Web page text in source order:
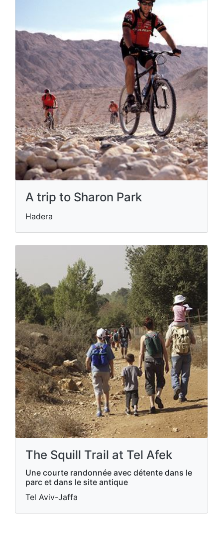
A trip to Sharon Park
Hadera
The Squill Trail at Tel Afek
Une courte randonnée avec détente dans le
parc et dans le site antique
Tel Aviv-Jaffa